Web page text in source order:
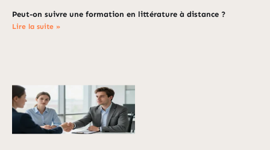
Peut-on suivre une formation en littérature à distance ?
Lire la suite »